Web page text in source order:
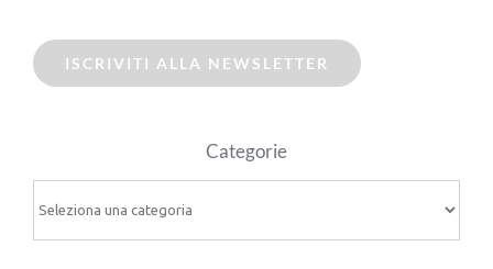
ISCRIVITI ALLA NEWSLETTER
Categorie